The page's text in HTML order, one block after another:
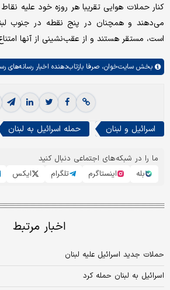
کنار حملات هوایی تقریبا هر روزه خود علیه
می‌دهند و همچنان در پنج نقطه در جنوب
است، مستقر هستند و از عقب‌نشینی از آنها
بخش سایت‌خوان، صرفا بازتاب‌دهنده اخبار
اسرائیل و لبنان حمله اسرائیل به لبنان
ما را در شبکه‌های اجتماعی دنبال کنید
بله
اینستاگرم تلگرام ایکس
اخبار مرتبط
حملات جدید اسرائیل علیه لبنان
اسرائیل به لبنان حمله کرد